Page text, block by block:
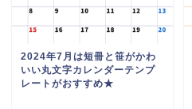
2024年7月は短冊と笹がかわ
いい丸文字カレンダーテンプ
レートがおすすめ★